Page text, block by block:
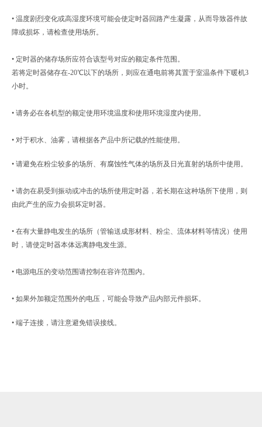
• 温度剧烈变化或高湿度环境可能会使定时器回路产生凝露，从而导致器件故
障或损坏，请检查使用场所。
• 定时器的储存场所应符合该型号对应的额定条件范围。
若将定时器储存在-20℃以下的场所，则应在通电前将其置于室温条件下暖机3
小时。
• 请务必在各机型的额定使用环境温度和使用环境湿度内使用。
• 对于积水、油雾，请根据各产品中所记载的性能使用。
• 请避免在粉尘较多的场所、有腐蚀性气体的场所及日光直射的场所中使用。
• 请勿在易受到振动或冲击的场所使用定时器，若长期在这种场所下使用，则
由此产生的应力会损坏定时器。
• 在有大量静电发生的场所（管输送成形材料、粉尘、流体材料等情况）使用
时，请使定时器本体远离静电发生源。
• 电源电压的变动范围请控制在容许范围内。
• 如果外加额定范围外的电压，可能会导致产品内部元件损坏。
• 端子连接，请注意避免错误接线。